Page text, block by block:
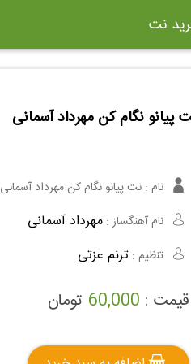
نت
سه تار
گلوکن اشپیل ویبرافون
نی هفت بند وکال
ویولا
پیانو نگام کن مهرداد آسمانی
نام : نت پیانو نگام کن مهرداد آسمانی
نام آهنگساز : مهرداد آسمانی
تنظیم : ترنم عزتی
قیمت : 60,000 تومان